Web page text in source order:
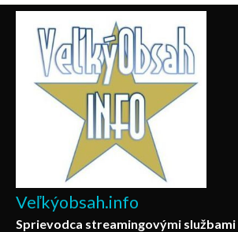
Skip
content
Veľkýobsah.info
Sprievodca streamingovými službami